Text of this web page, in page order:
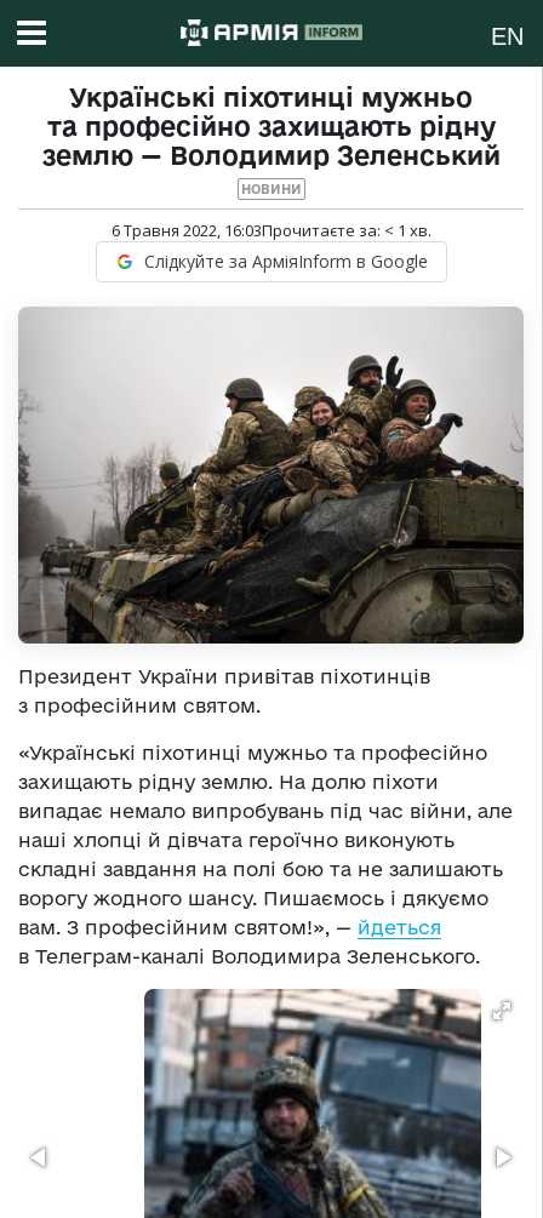
EN
Українські піхотинці мужньо
та професійно захищають рідну
землю — Володимир Зеленський
НОВИНИ
6 Травня 2022, 16:03Прочитаєте за: < 1 хв.
Слідкуйте за АрміяInform в Google
Президент України привітав піхотинців
з професійним святом.
«Українські піхотинці мужньо та професійно
захищають рідну землю. На долю піхоти
випадає немало випробувань під час війни, але
наші хлопці й дівчата героїчно виконують
складні завдання на полі бою та не залишають
ворогу жодного шансу. Пишаємось і дякуємо
вам. З професійним святом!», — йдеться
в Телеграм-каналі Володимира Зеленського.